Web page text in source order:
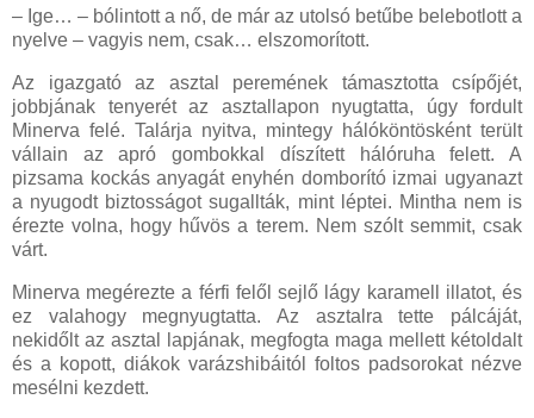
– Ige… – bólintott a nő, de már az utolsó betűbe belebotlott a
nyelve – vagyis nem, csak… elszomorított.
Az igazgató az asztal peremének támasztotta csípőjét,
jobbjának tenyerét az asztallapon nyugtatta, úgy fordult
Minerva felé. Talárja nyitva, mintegy hálóköntösként terült
vállain az apró gombokkal díszített hálóruha felett. A
pizsama kockás anyagát enyhén domborító izmai ugyanazt
a nyugodt biztosságot sugallták, mint léptei. Mintha nem is
érezte volna, hogy hűvös a terem. Nem szólt semmit, csak
várt.
Minerva megérezte a férfi felől sejlő lágy karamell illatot, és
ez valahogy megnyugtatta. Az asztalra tette pálcáját,
nekidőlt az asztal lapjának, megfogta maga mellett kétoldalt
és a kopott, diákok varázshibáitól foltos padsorokat nézve
mesélni kezdett.